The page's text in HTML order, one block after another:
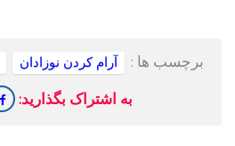
برچسب ها : آرام کردن نوزادان
به اشتراک بگذارید: